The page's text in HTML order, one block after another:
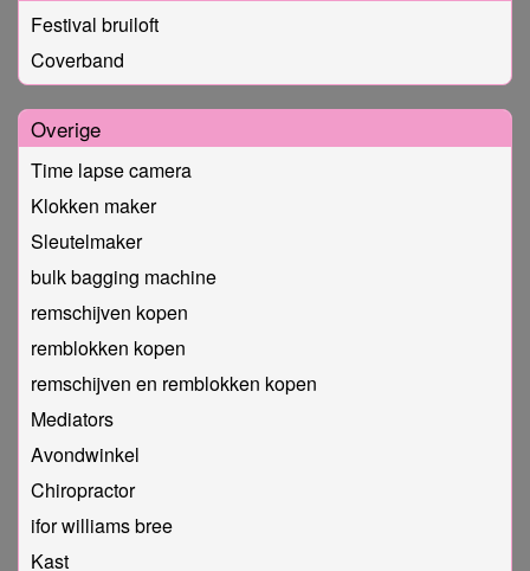
Festival bruiloft
Coverband
Overige
Time lapse camera
Klokken maker
Sleutelmaker
bulk bagging machine
remschijven kopen
remblokken kopen
remschijven en remblokken kopen
Mediators
Avondwinkel
Chiropractor
ifor williams bree
Kast